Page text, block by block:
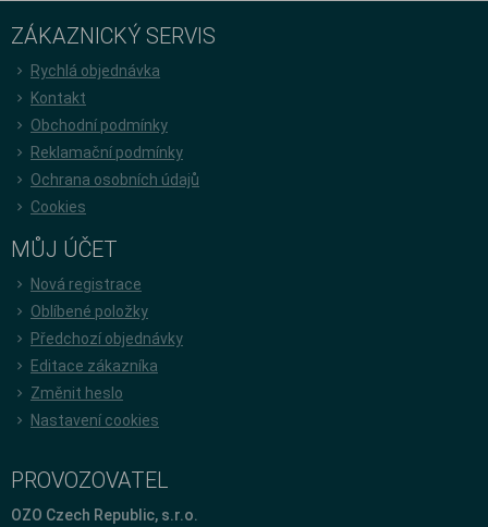
ZÁKAZNICKÝ SERVIS
Rychlá objednávka
Kontakt
Obchodní podmínky
Reklamační podmínky
Ochrana osobních údajů
Cookies
MŮJ ÚČET
Nová registrace
Oblíbené položky
Předchozí objednávky
Editace zákazníka
Změnit heslo
Nastavení cookies
PROVOZOVATEL
OZO Czech Republic, s.r.o.